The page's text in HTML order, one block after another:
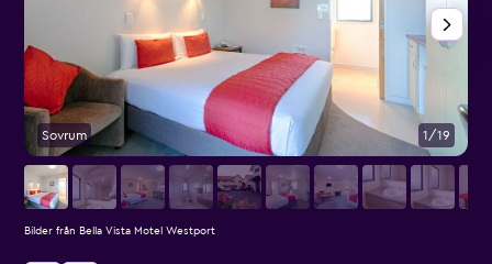
Sovrum 1/19
Bilder från Bella Vista Motel Westport